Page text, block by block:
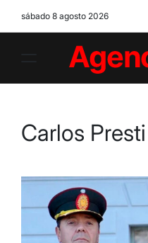
sábado 8 agosto 2026
Carlos Presti